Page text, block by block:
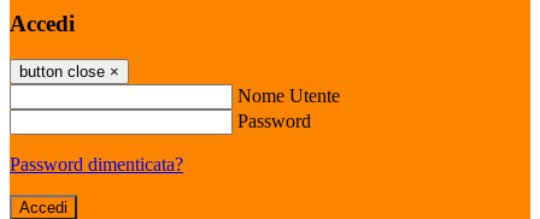
Accedi
button close ×
Nome Utente
Password
Password dimenticata?